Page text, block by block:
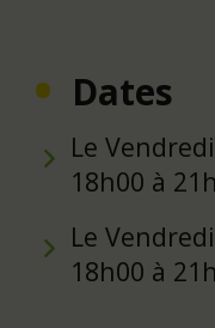
Dates
Le
18h00 à
Le
18h00 à